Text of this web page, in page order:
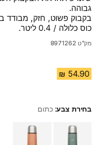
גבוהה.
בקבוק פשוט, חזק, מבודד
כוס כלולה / 0.4 ליטר.
מק"ט 8971262
בחירת צבע:כתום
Choose a variant